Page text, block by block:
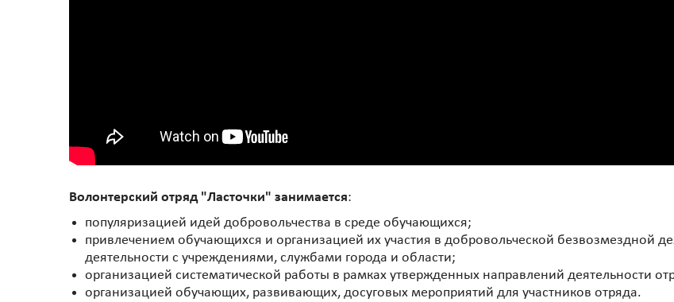
Волонтерский отряд "Ласточки" занимается:
популяризацией идей добровольчества в среде обучающихся;
привлечением обучающихся и организацией их участия в добровольческой безвозмездной
деятельности с учреждениями, службами города и области;
организацией систематической работы в рамках утвержденных направлений деятельности
организацией обучающих, развивающих, досуговых мероприятий для участников отряда.